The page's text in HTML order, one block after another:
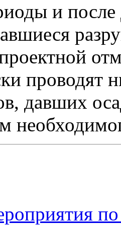
и
проводят
давших